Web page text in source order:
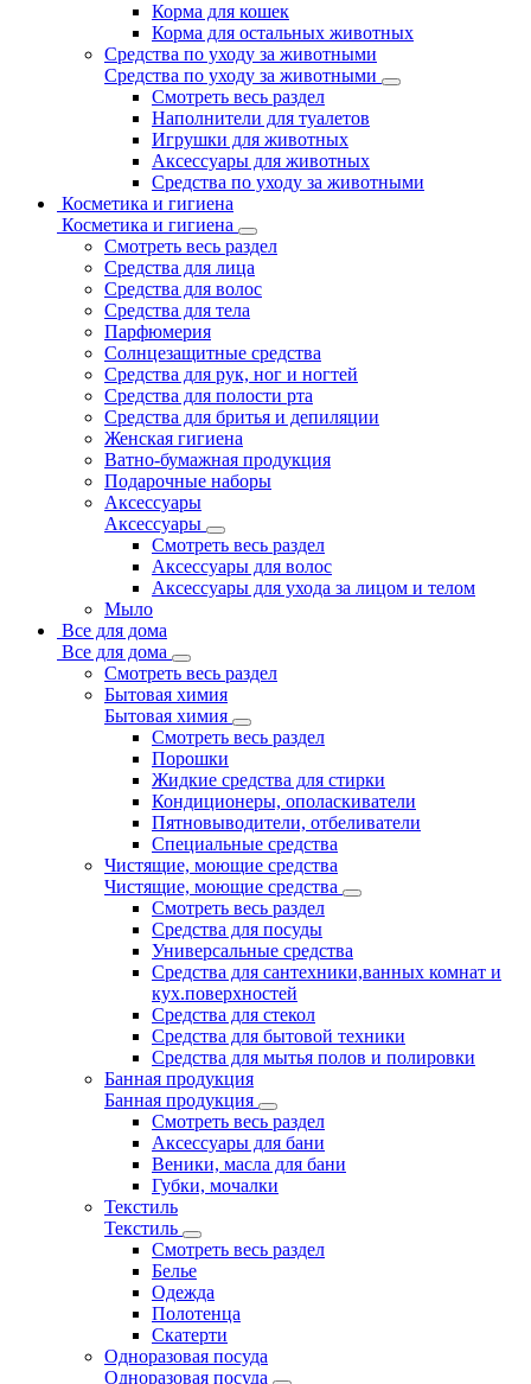
Корма для кошек
Корма для остальных животных
Средства по уходу за животными
Средства по уходу за животными
Смотреть весь раздел
Наполнители для туалетов
Игрушки для животных
Аксессуары для животных
Средства по уходу за животными
Косметика и гигиена
Косметика и гигиена
Смотреть весь раздел
Средства для лица
Средства для волос
Средства для тела
Парфюмерия
Солнцезащитные средства
Средства для рук, ног и ногтей
Средства для полости рта
Средства для бритья и депиляции
Женская гигиена
Ватно-бумажная продукция
Подарочные наборы
Аксессуары
Аксессуары
Смотреть весь раздел
Аксессуары для волос
Аксессуары для ухода за лицом и телом
Мыло
Все для дома
Все для дома
Смотреть весь раздел
Бытовая химия
Бытовая химия
Смотреть весь раздел
Порошки
Жидкие средства для стирки
Кондиционеры, ополаскиватели
Пятновыводители, отбеливатели
Специальные средства
Чистящие, моющие средства
Чистящие, моющие средства
Смотреть весь раздел
Средства для посуды
Универсальные средства
Средства для сантехники,ванных комнат и
кух.поверхностей
Средства для стекол
Средства для бытовой техники
Средства для мытья полов и полировки
Банная продукция
Банная продукция
Смотреть весь раздел
Аксессуары для бани
Веники, масла для бани
Губки, мочалки
Текстиль
Текстиль
Смотреть весь раздел
Белье
Одежда
Полотенца
Скатерти
Одноразовая посуда
Одноразовая посуда